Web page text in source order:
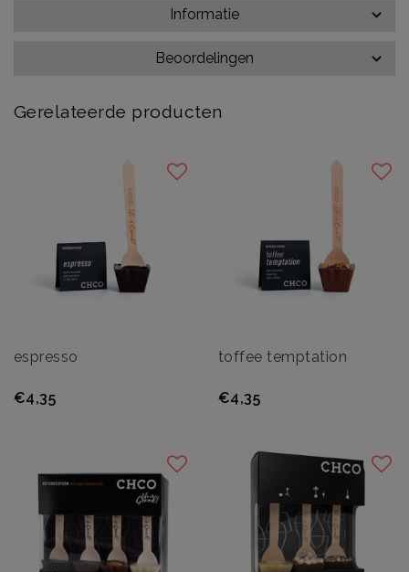
Informatie
Beoordelingen
Gerelateerde producten
espresso
€4,35
toffee temptation
€4,35